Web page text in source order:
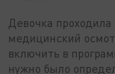
Девочка
медицинский
включить в
нужно было